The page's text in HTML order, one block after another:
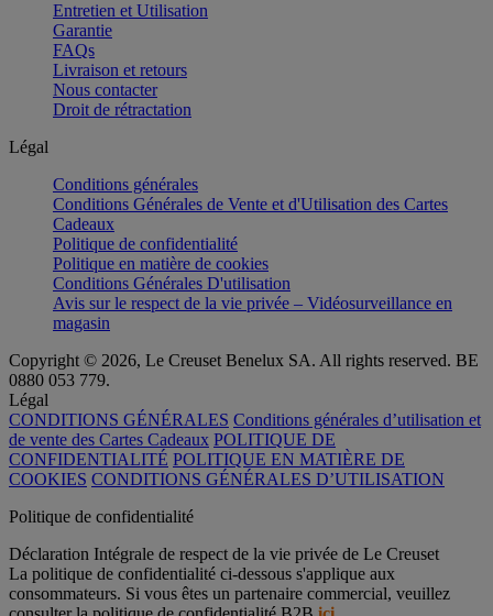
Entretien et Utilisation
Garantie
FAQs
Livraison et retours
Nous contacter
Droit de rétractation
Légal
Conditions générales
Conditions Générales de Vente et d'Utilisation des Cartes
Cadeaux
Politique de confidentialité
Politique en matière de cookies
Conditions Générales D'utilisation
Avis sur le respect de la vie privée – Vidéosurveillance en
magasin
Copyright © 2026, Le Creuset Benelux SA. All rights reserved. BE
0880 053 779.
Légal
CONDITIONS GÉNÉRALES Conditions générales d’utilisation et
de vente des Cartes Cadeaux POLITIQUE DE
CONFIDENTIALITÉ POLITIQUE EN MATIÈRE DE
COOKIES CONDITIONS GÉNÉRALES D’UTILISATION
Politique de confidentialité
Déclaration Intégrale de respect de la vie privée de Le Creuset
La politique de confidentialité ci-dessous s'applique aux
consommateurs. Si vous êtes un partenaire commercial, veuillez